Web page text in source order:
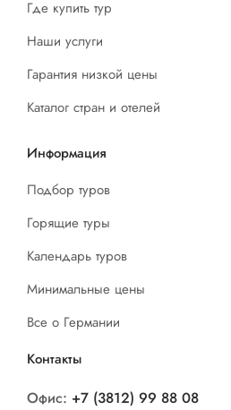
Где купить тур
Наши услуги
Гарантия низкой цены
Каталог стран и отелей
Информация
Подбор туров
Горящие туры
Календарь туров
Минимальные цены
Все о Германии
Контакты
Офис: +7 (3812) 99 88 08